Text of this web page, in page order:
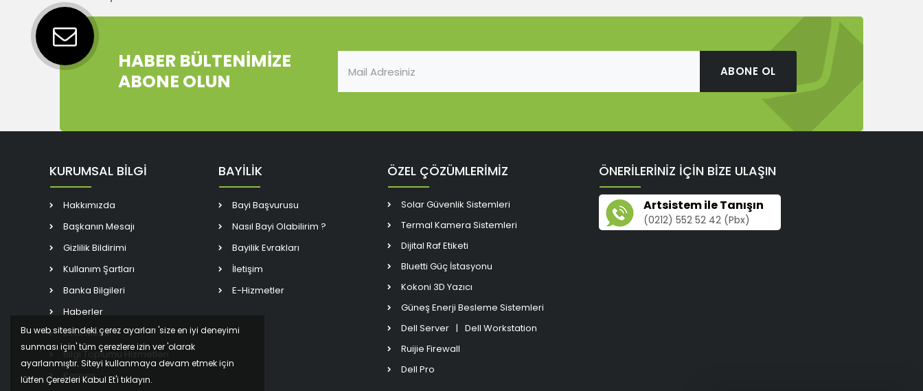
HABER BÜLTENİMİZE
ABONE OLUN
ABONE OL
KURUMSAL BİLGİ
Hakkımızda
Başkanın Mesajı
Gizlilik Bildirimi
Kullanım Şartları
Banka Bilgileri
Haberler
Kvkk Metni
Bilgi Toplumu Hizmetleri
Kariyer
BAYİLİK
Bayi Başvurusu
Nasıl Bayi Olabilirim ?
Bayilik Evrakları
İletişim
E-Hizmetler
ÖZEL ÇÖZÜMLERİMİZ
Solar Güvenlik Sistemleri
Termal Kamera Sistemleri
Dijital Raf Etiketi
Bluetti Güç İstasyonu
Kokoni 3D Yazıcı
Güneş Enerji Besleme Sistemleri
Dell Server | Dell Workstation
Ruijie Firewall
Dell Pro
ÖNERİLERİNİZ İÇİN BİZE ULAŞIN
Artsistem ile Tanışın
(0212) 552 52 42 (Pbx)
Bu web sitesindeki çerez ayarları 'size en iyi deneyimi
sunması için' tüm çerezlere izin ver 'olarak
ayarlanmıştır. Siteyi kullanmaya devam etmek için
lütfen Çerezleri Kabul Et'i tıklayın.